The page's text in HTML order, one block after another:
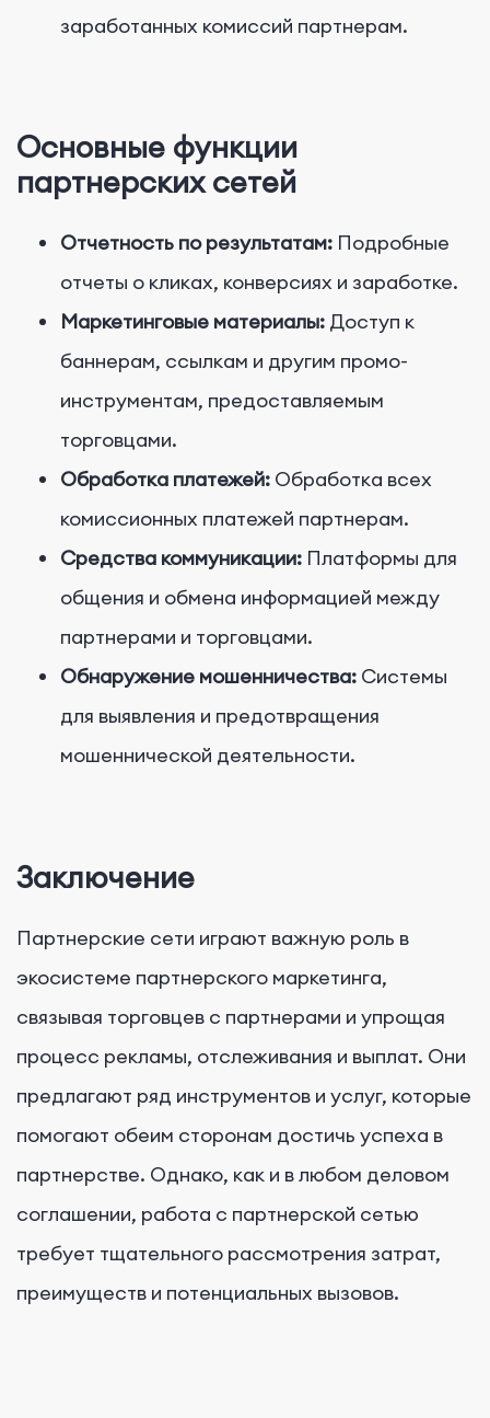
заработанных комиссий партнерам.
Основные функции
партнерских сетей
Отчетность по результатам: Подробные
отчеты о кликах, конверсиях и заработке.
Маркетинговые материалы: Доступ к
баннерам, ссылкам и другим промо-
инструментам, предоставляемым
торговцами.
Обработка платежей: Обработка всех
комиссионных платежей партнерам.
Средства коммуникации: Платформы для
общения и обмена информацией между
партнерами и торговцами.
Обнаружение мошенничества: Системы
для выявления и предотвращения
мошеннической деятельности.
Заключение
Партнерские сети играют важную роль в
экосистеме партнерского маркетинга,
связывая торговцев с партнерами и упрощая
процесс рекламы, отслеживания и выплат. Они
предлагают ряд инструментов и услуг, которые
помогают обеим сторонам достичь успеха в
партнерстве. Однако, как и в любом деловом
соглашении, работа с партнерской сетью
требует тщательного рассмотрения затрат,
преимуществ и потенциальных вызовов.